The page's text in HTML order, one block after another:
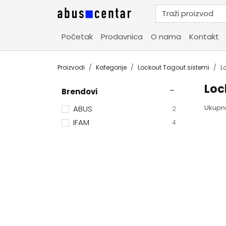
Početak Prodavnica O nama Kontakt
Proizvodi Kategorije Lockout Tagout sistemi
Brendovi
ABUS
2
IFAM 4